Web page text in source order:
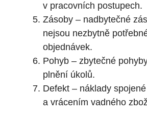
v pracovních postupech.
Zásoby – nadbytečné
nejsou nezbytně
objednávek.
Pohyb – zbytečné
plnění úkolů.
Defekt – náklady
a vrácením vadného